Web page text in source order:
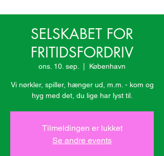
SELSKABET FOR
FRITIDSFORDRIV
ons. 10. sep. København
Vi nørkler, spiller, hænger ud, m.m. - kom og
hyg med det, du lige har lyst til.
Tilmeldingen er lukket
Se andre events